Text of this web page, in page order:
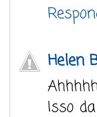
Helen
Isso